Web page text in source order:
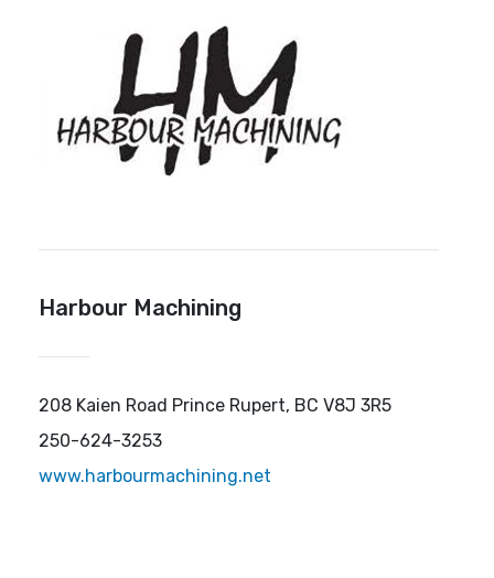
Harbour Machining
208 Kaien Road Prince Rupert, BC V8J 3R5
250-624-3253
www.harbourmachining.net